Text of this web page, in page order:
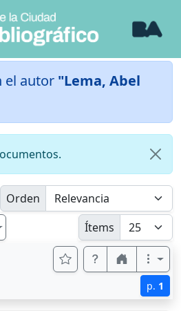
el autor "Lema, Abel
Orden
Ítems
p. 1